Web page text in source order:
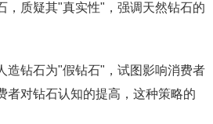
，质疑其"真实性"，强调天然钻石的
造钻石为"假钻石"，试图影响消费者
者对钻石认知的提高，这种策略的